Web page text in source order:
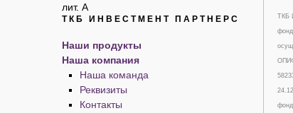
лит. А
ТКБ ИНВЕСТМЕНТ ПАРТНЕРС
Наши продукты
Наша компания
Наша команда
Реквизиты
Контакты
ТКБ